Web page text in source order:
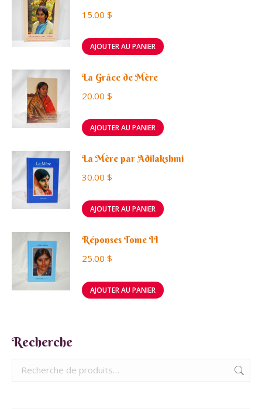
15.00 $
AJOUTER AU PANIER
La Grâce de Mère
20.00 $
AJOUTER AU PANIER
La Mère par Adilakshmi
30.00 $
AJOUTER AU PANIER
Réponses Tome II
25.00 $
AJOUTER AU PANIER
Recherche